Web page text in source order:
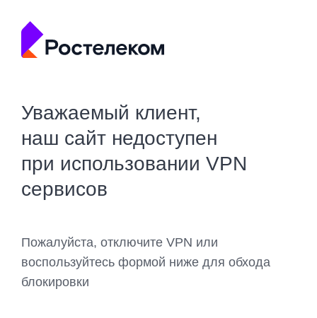
Уважаемый клиент,
наш сайт недоступен
при использовании VPN
сервисов
Пожалуйста, отключите VPN или
воспользуйтесь формой ниже для обхода
блокировки